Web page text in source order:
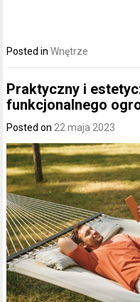
Posted inWnętrze
Praktyczny i
funkcjonalnego
Posted on22 maja 2023